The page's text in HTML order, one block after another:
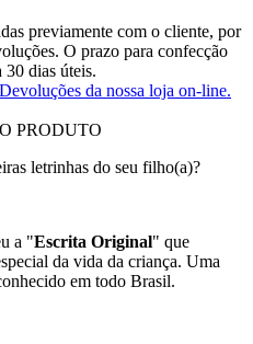
previamente com o cliente, por
O prazo para confecção
30 dias úteis.
da nossa loja on-line.
PRODUTO
letrinhas do seu filho(a)?
a "Escrita Original" que
da vida da criança. Uma
em todo Brasil.